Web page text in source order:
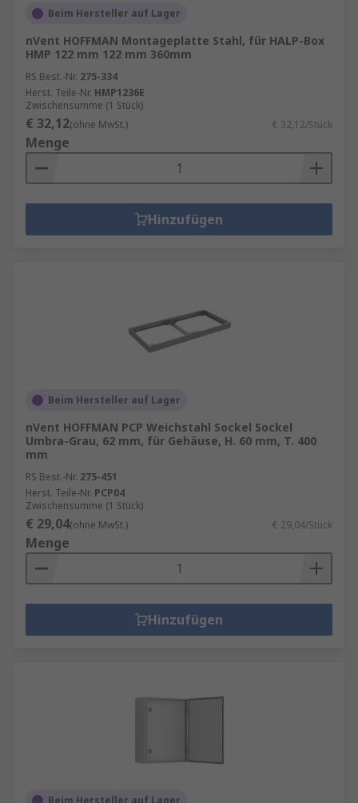
Beim Hersteller auf Lager
nVent HOFFMAN Montageplatte Stahl, für HALP-Box
HMP 122 mm 122 mm 360mm
RS Best.-Nr. 275-334
Herst. Teile-Nr. HMP1236E
Zwischensumme (1 Stück)
€ 32,12(ohne MwSt.) € 32,12/Stück
Menge
Hinzufügen
Beim Hersteller auf Lager
nVent HOFFMAN PCP Weichstahl Sockel Sockel
Umbra-Grau, 62 mm, für Gehäuse, H. 60 mm, T. 400
mm
RS Best.-Nr. 275-451
Herst. Teile-Nr. PCP04
Zwischensumme (1 Stück)
€ 29,04(ohne MwSt.) € 29,04/Stück
Menge
Hinzufügen
Beim Hersteller auf Lager